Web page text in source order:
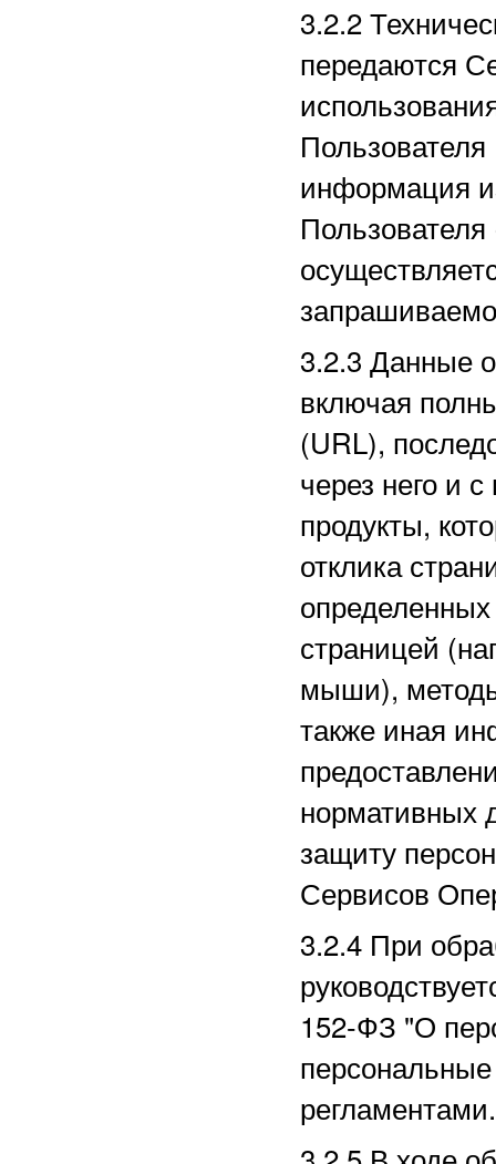
3.2.2
передаются
информация
3.2.3 Данные
включая
(URL),
через него и
продукты,
отклика
страницей
мыши),
также иная
нормативных
защиту
Сервисов
3.2.4 При
152-ФЗ "О
регламентами.